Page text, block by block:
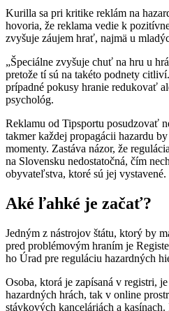
Kurilla sa pri kritike reklám na
hovoria, že reklama vedie k
zvyšuje záujem hrať, najmä u
„Špeciálne zvyšuje chuť na hru u
pretože tí sú na takéto podnety
prípadné pokusy hranie redukovať
psychológ.
Reklamu od Tipsportu posudzovať
takmer každej propagácii hazardu
momenty. Zastáva názor, že
na Slovensku nedostatočná, čím
obyvateľstva, ktoré sú jej vystavené.
Aké ľahké je začať?
Jedným z nástrojov štátu, ktorý by
pred problémovým hraním je
ho Úrad pre reguláciu hazardných
Osoba, ktorá je zapísaná v registri,
hazardných hrách, tak v online
stávkových kanceláriách a